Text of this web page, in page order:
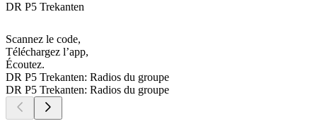
DR P5 Trekanten
Scannez le code,
Téléchargez l’app,
Écoutez.
DR P5 Trekanten: Radios du groupe
DR P5 Trekanten: Radios du groupe